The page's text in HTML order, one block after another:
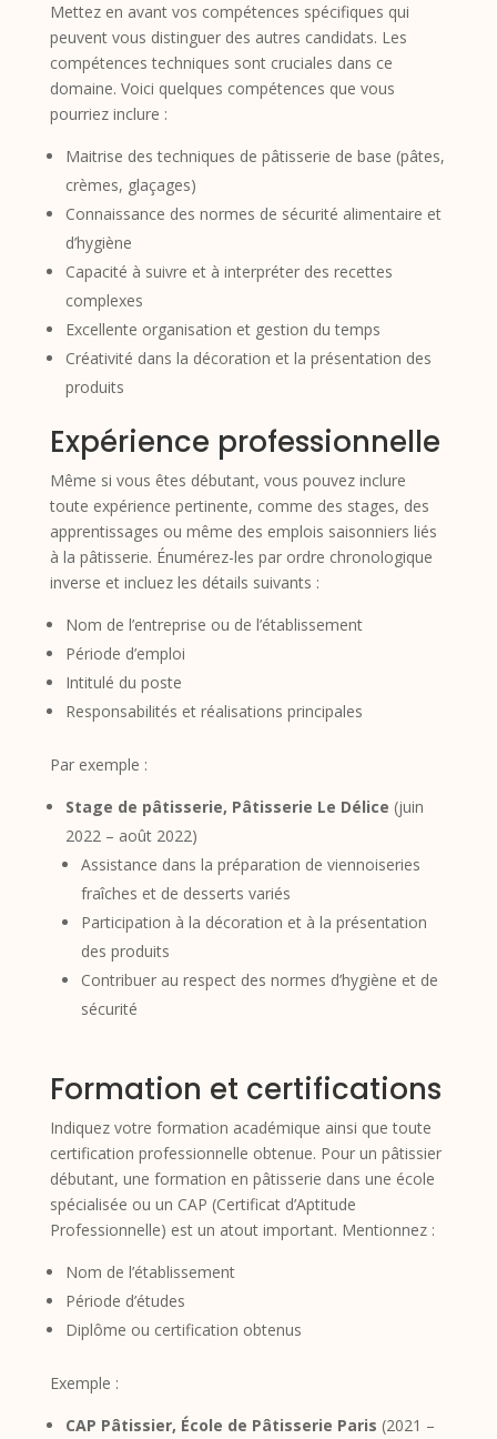
Mettez en avant vos compétences spécifiques qui
peuvent vous distinguer des autres candidats. Les
compétences techniques sont cruciales dans ce
domaine. Voici quelques compétences que vous
pourriez inclure :
Maitrise des techniques de pâtisserie de base (pâtes,
crèmes, glaçages)
Connaissance des normes de sécurité alimentaire et
d’hygiène
Capacité à suivre et à interpréter des recettes
complexes
Excellente organisation et gestion du temps
Créativité dans la décoration et la présentation des
produits
Expérience professionnelle
Même si vous êtes débutant, vous pouvez inclure
toute expérience pertinente, comme des stages, des
apprentissages ou même des emplois saisonniers liés
à la pâtisserie. Énumérez-les par ordre chronologique
inverse et incluez les détails suivants :
Nom de l’entreprise ou de l’établissement
Période d’emploi
Intitulé du poste
Responsabilités et réalisations principales
Par exemple :
Stage de pâtisserie, Pâtisserie Le Délice (juin
2022 – août 2022)
Assistance dans la préparation de viennoiseries
fraîches et de desserts variés
Participation à la décoration et à la présentation
des produits
Contribuer au respect des normes d’hygiène et de
sécurité
Formation et certifications
Indiquez votre formation académique ainsi que toute
certification professionnelle obtenue. Pour un pâtissier
débutant, une formation en pâtisserie dans une école
spécialisée ou un CAP (Certificat d’Aptitude
Professionnelle) est un atout important. Mentionnez :
Nom de l’établissement
Période d’études
Diplôme ou certification obtenus
Exemple :
CAP Pâtissier, École de Pâtisserie Paris (2021 –